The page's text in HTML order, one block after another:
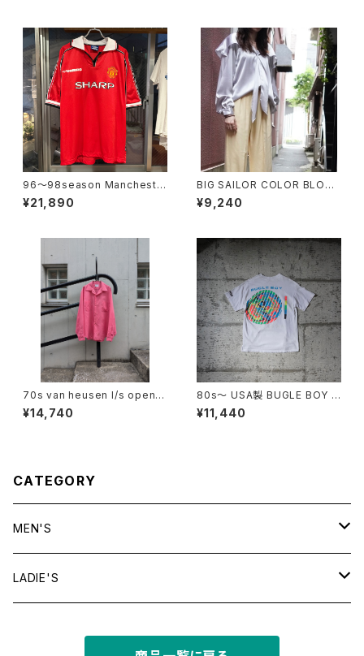
96〜98season Mancheste
r United Retro home shirt
¥21,890
BIG SAILOR COLOR BLOUS
E
¥9,240
70s van heusen l/s open c
ollar shirt
¥14,740
80s〜 USA製 BUGLE BOY S
WIM Puff Print Tee
¥11,440
CATEGORY
MEN'S
tops
LADIE'S